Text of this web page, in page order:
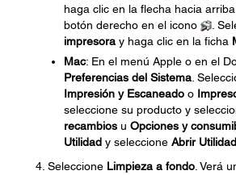
haga clic en la flecha hacia
botón derecho en el icono
.
impresora y haga clic en la ficha
Mac: En el menú Apple o en el
Preferencias del Sistema .
Impresión y Escaneado o
seleccione su producto y
recambios u Opciones y
Utilidad y seleccione Abrir
Seleccione Limpieza a fondo . Verá